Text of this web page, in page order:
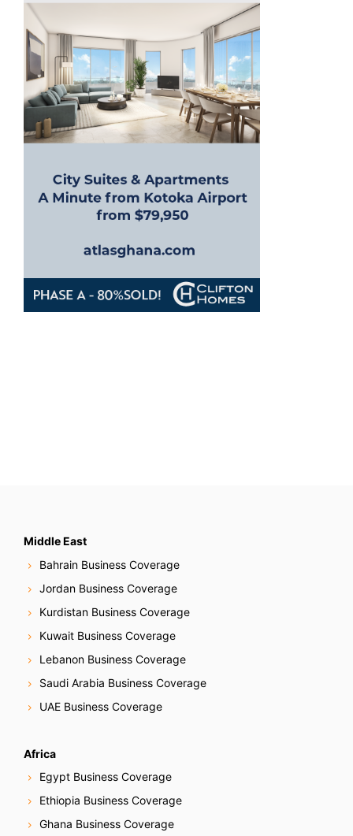
Middle East
Bahrain Business Coverage
Jordan Business Coverage
Kurdistan Business Coverage
Kuwait Business Coverage
Lebanon Business Coverage
Saudi Arabia Business Coverage
UAE Business Coverage
Africa
Egypt Business Coverage
Ethiopia Business Coverage
Ghana Business Coverage